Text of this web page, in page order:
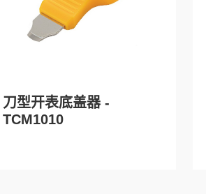
刀型开表底盖器 -
TCM1010